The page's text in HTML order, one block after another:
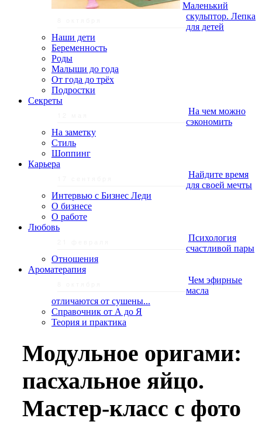
Маленький
скульптор. Лепка
для детей
Наши дети
Беременность
Роды
Малыши до года
От года до трёх
Подростки
Секреты
На чем можно
сэкономить
На заметку
Стиль
Шоппинг
Карьера
Найдите время
для своей мечты
Интервью с Бизнес Леди
О бизнесе
О работе
Любовь
Психология
счастливой пары
Отношения
Ароматерапия
Чем эфирные
масла
отличаются от сушены...
Справочник от А до Я
Теория и практика
Модульное оригами:
пасхальное яйцо.
Мастер-класс с фото